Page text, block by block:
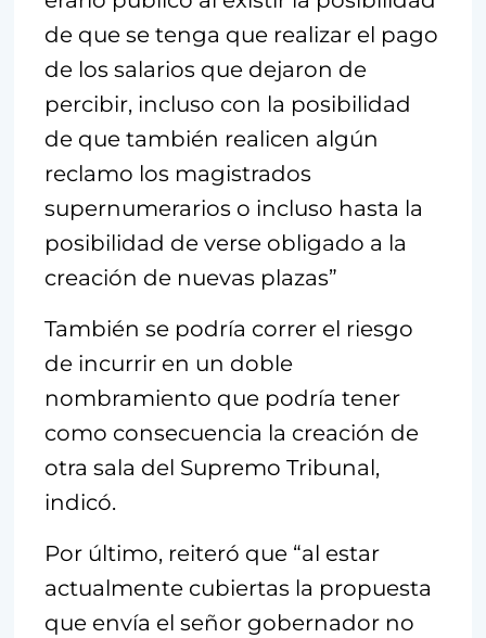
de que se tenga que realizar el pago
de los salarios que dejaron de
percibir, incluso con la posibilidad
de que también realicen algún
reclamo los magistrados
supernumerarios o incluso hasta la
posibilidad de verse obligado a la
creación de nuevas plazas”
También se podría correr el riesgo
de incurrir en un doble
nombramiento que podría tener
como consecuencia la creación de
otra sala del Supremo Tribunal,
indicó.
Por último, reiteró que “al estar
actualmente cubiertas la propuesta
que envía el señor gobernador no